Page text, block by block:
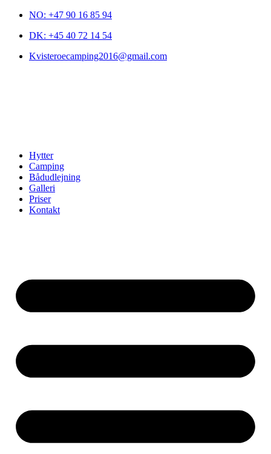
NO: +47 90 16 85 94
DK: +45 40 72 14 54
Kvisteroecamping2016@gmail.com
Hytter
Camping
Bådudlejning
Galleri
Priser
Kontakt